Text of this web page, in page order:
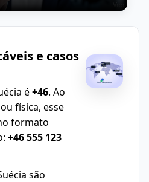
e casos
é+46. Ao
física, esse
formato
+46 555 123
são